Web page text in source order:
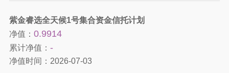
紫金睿选全天候1号集合资金信托计划
净值： 0.9914
累计净值： -
净值时间： 2026-07-03